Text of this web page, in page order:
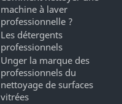
machine à laver
professionnelle ?
Les détergents
professionnels
Unger la marque des
professionnels du
nettoyage de surfaces
vitrées